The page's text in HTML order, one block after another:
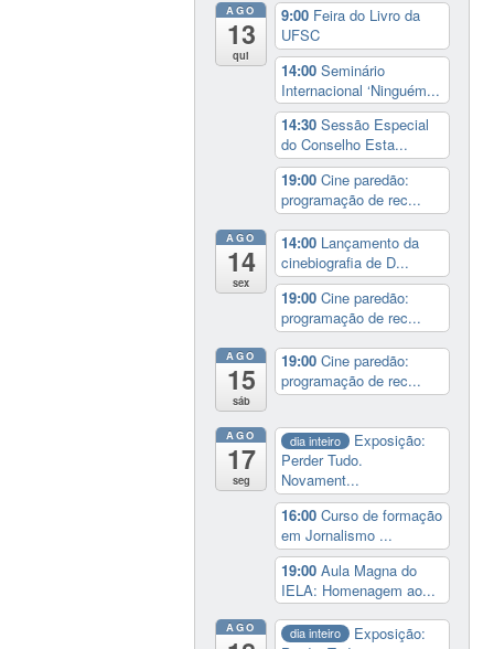
AGO
13
qui
9:00 Feira do Livro da
UFSC
14:00Seminário
Internacional ‘Ninguém...
14:30Sessão Especial
do Conselho Esta...
19:00Cine paredão:
programação de rec...
AGO
14
sex
14:00 Lançamento da
cinebiografia de D...
19:00Cine paredão:
programação de rec...
AGO
15
sáb
19:00Cine paredão:
programação de rec...
AGO
17
seg
dia inteiro
Exposição:
Perder Tudo.
Novament...
16:00Curso de formação
em Jornalismo ...
19:00Aula Magna do
IELA: Homenagem ao...
AGO dia inteiro
Exposição: